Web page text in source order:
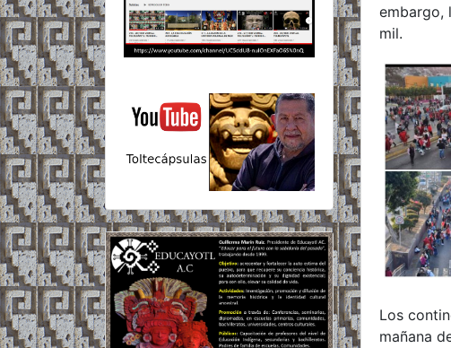
embargo,
mil.
Los
mañana